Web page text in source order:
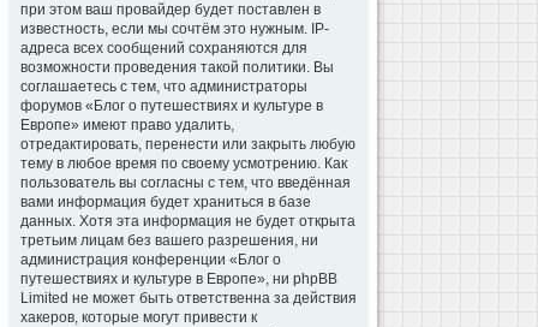
при этом ваш провайдер будет поставлен в
известность, если мы сочтём это нужным. IP-
адреса всех сообщений сохраняются для
возможности проведения такой политики. Вы
соглашаетесь с тем, что администраторы
форумов «Блог о путешествиях и культуре в
Европе» имеют право удалить,
отредактировать, перенести или закрыть любую
тему в любое время по своему усмотрению. Как
пользователь вы согласны с тем, что введённая
вами информация будет храниться в базе
данных. Хотя эта информация не будет открыта
третьим лицам без вашего разрешения, ни
администрация конференции «Блог о
путешествиях и культуре в Европе», ни phpBB
Limited не может быть ответственна за действия
хакеров, которые могут привести к